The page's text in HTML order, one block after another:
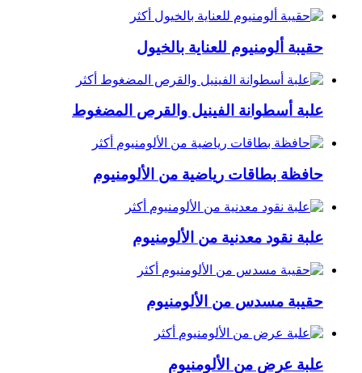
أكثر
حقيبة ألومنيوم للعناية بالخيول
أكثر
علبة أسطوانة الفينيل والقرص المضغوط
أكثر
حافظة بطاقات رياضية من الألومنيوم
أكثر
علبة نقود معدنية من الألومنيوم
أكثر
حقيبة مسدس من الألومنيوم
أكثر
علبة عرض من الألومنيوم